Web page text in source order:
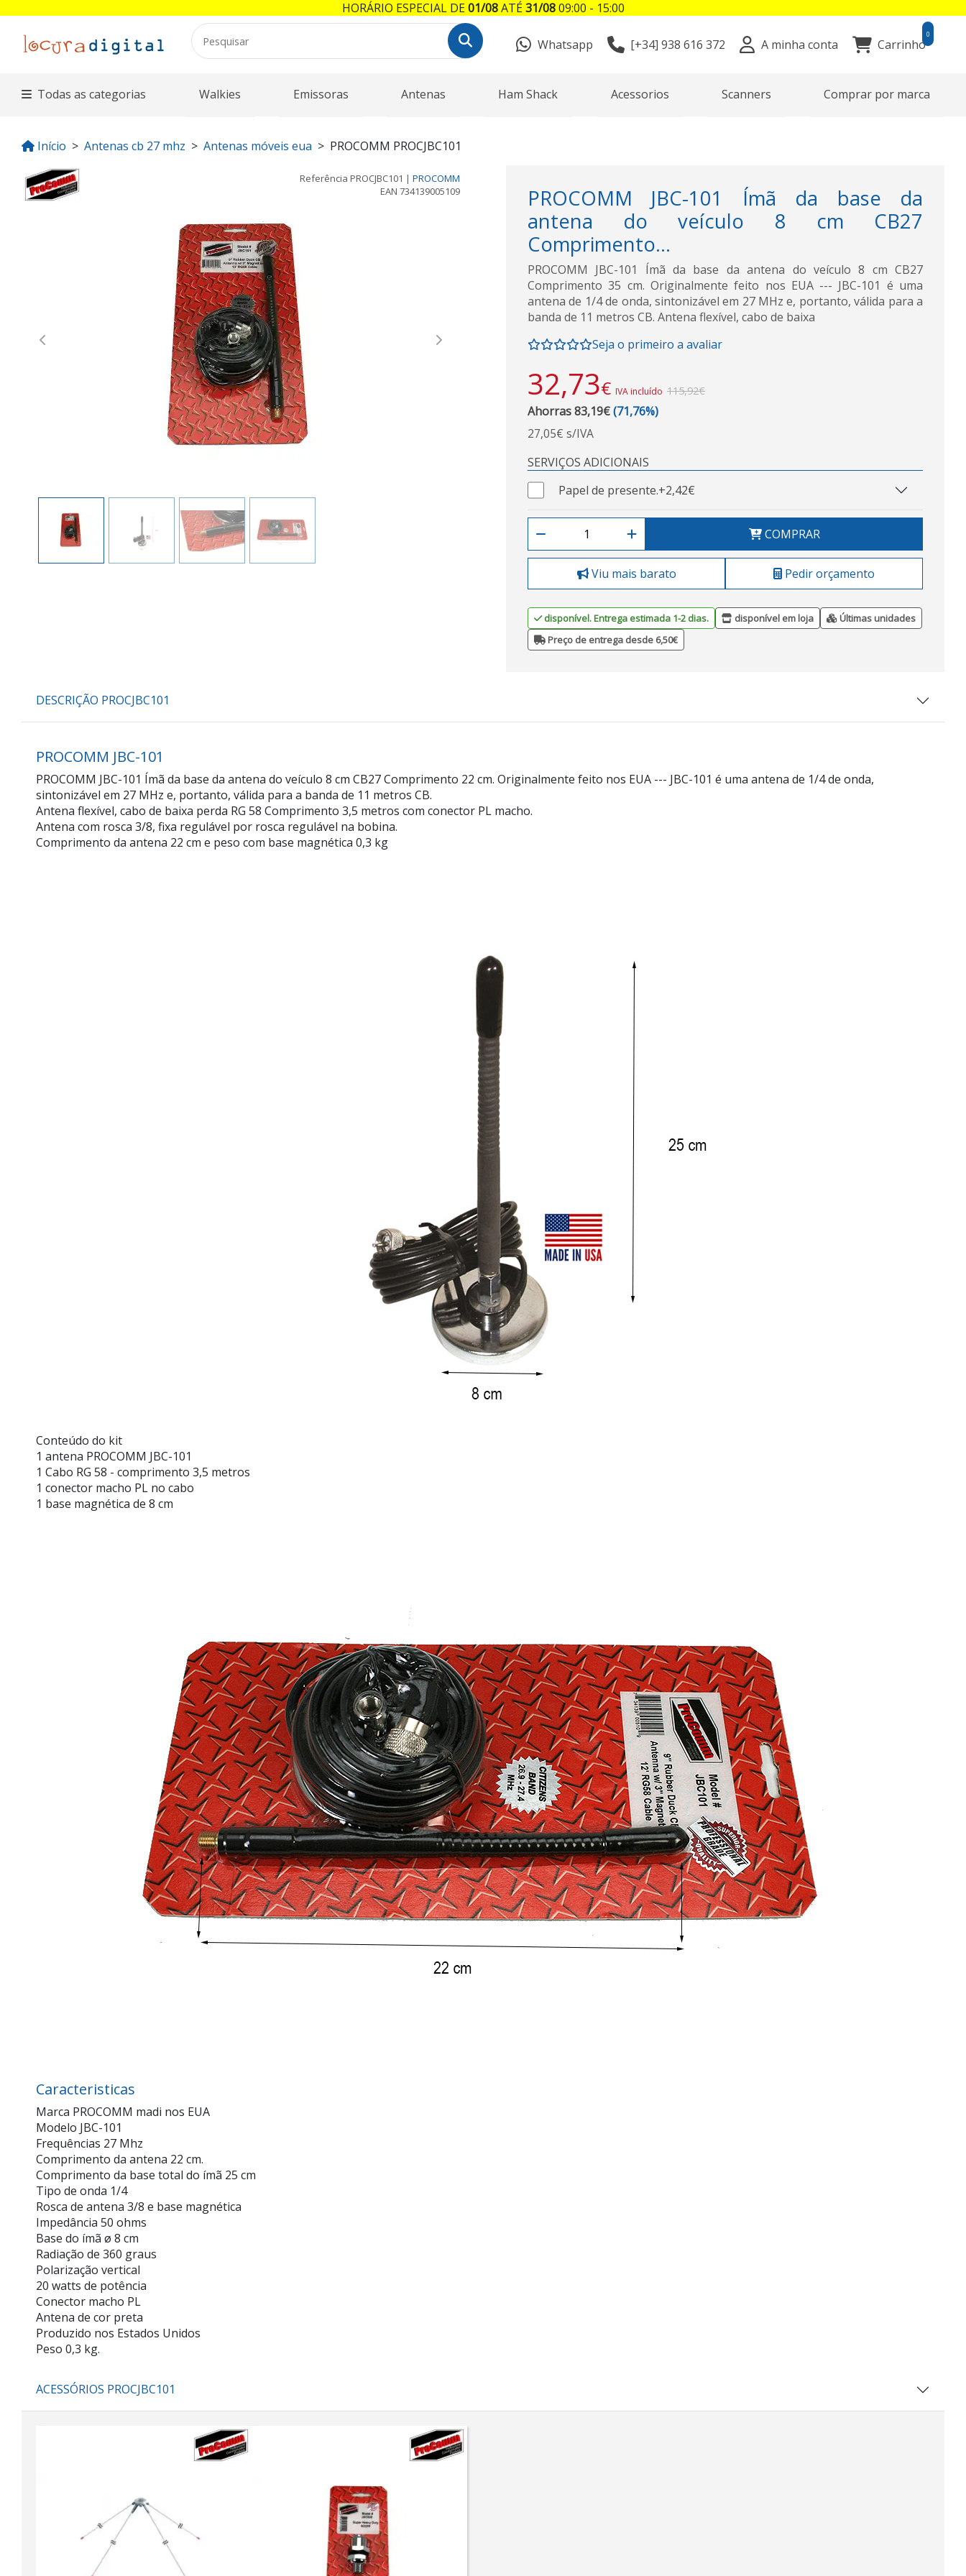
Whatsapp [+34] 938 616 372 A minha conta Carrinho
0
Todas as categorias Walkies Emissoras Antenas Ham Shack Acessorios Scanners Comprar por marca
Início Antenas cb 27 mhz Antenas móveis eua PROCOMM PROCJBC101
Referência PROCJBC101 | PROCOMM
EAN 734139005109
Previous Next
PROCOMM JBC-101 Ímã da base da
antena do veículo 8 cm CB27
Comprimento...
PROCOMM JBC-101 Ímã da base da antena do veículo 8 cm CB27
Comprimento 35 cm. Originalmente feito nos EUA --- JBC-101 é uma
antena de 1/4 de onda, sintonizável em 27 MHz e, portanto, válida para a
banda de 11 metros CB. Antena flexível, cabo de baixa
Seja o primeiro a avaliar
32,73€ IVA incluído 115,92€
Ahorras 83,19€(71,76%)
27,05€ s/IVA
SERVIÇOS ADICIONAIS
Papel de presente.+2,42€
COMPRAR
Viu mais barato Pedir orçamento
disponível. Entrega estimada 1-2 dias. disponível em loja
Últimas unidades
Preço de entrega desde 6,50€
DESCRIÇÃO PROCJBC101
PROCOMM JBC-101
PROCOMM JBC-101 Ímã da base da antena do veículo 8 cm CB27 Comprimento 22 cm. Originalmente feito nos EUA --- JBC-101 é uma antena de 1/4 de onda,
sintonizável em 27 MHz e, portanto, válida para a banda de 11 metros CB.
Antena flexível, cabo de baixa perda RG 58 Comprimento 3,5 metros com conector PL macho.
Antena com rosca 3/8, fixa regulável por rosca regulável na bobina.
Comprimento da antena 22 cm e peso com base magnética 0,3 kg
Conteúdo do kit
1 antena PROCOMM JBC-101
1 Cabo RG 58 - comprimento 3,5 metros
1 conector macho PL no cabo
1 base magnética de 8 cm
Caracteristicas
Marca PROCOMM madi nos EUA
Modelo JBC-101
Frequências 27 Mhz
Comprimento da antena 22 cm.
Comprimento da base total do ímã 25 cm
Tipo de onda 1/4
Rosca de antena 3/8 e base magnética
Impedância 50 ohms
Base do ímã ø 8 cm
Radiação de 360 graus
Polarização vertical
20 watts de potência
Conector macho PL
Antena de cor preta
Produzido nos Estados Unidos
Peso 0,3 kg.
ACESSÓRIOS PROCJBC101
HORÁRIO ESPECIAL DE01/08ATÉ31/0809:00 - 15:00